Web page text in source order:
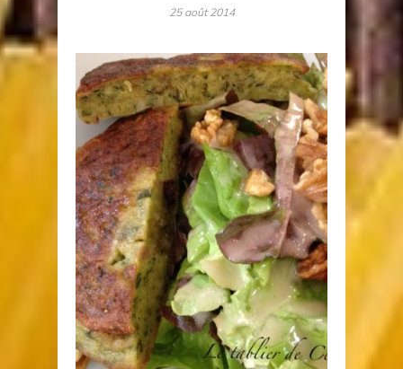
25 août 2014